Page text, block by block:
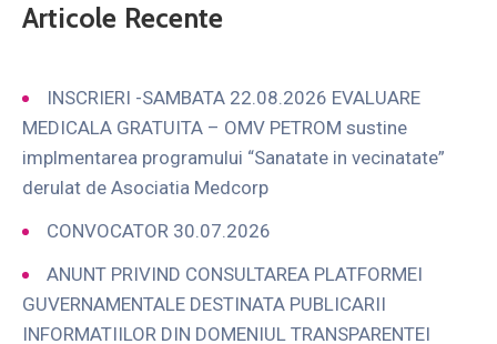
Articole Recente
INSCRIERI -SAMBATA 22.08.2026 EVALUARE
MEDICALA GRATUITA – OMV PETROM sustine
implmentarea programului “Sanatate in vecinatate”
derulat de Asociatia Medcorp
CONVOCATOR 30.07.2026
ANUNT PRIVIND CONSULTAREA PLATFORMEI
GUVERNAMENTALE DESTINATA PUBLICARII
INFORMATIILOR DIN DOMENIUL TRANSPARENTEI